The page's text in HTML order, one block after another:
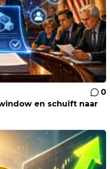
0
en schuift naar